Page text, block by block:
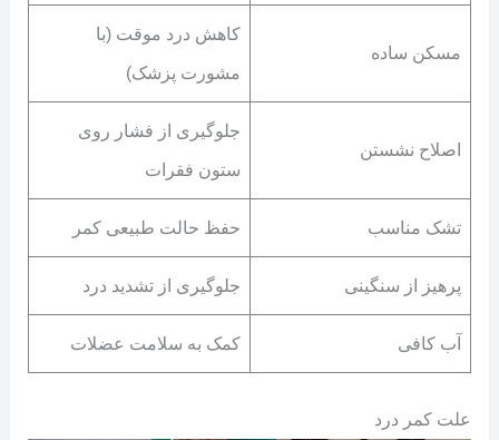
مسکن ساده
کاهش درد موقت (با
مشورت پزشک)
اصلاح نشستن
جلوگیری از فشار روی
ستون فقرات
تشک مناسب حفظ حالت طبیعی کمر
پرهیز از سنگینی جلوگیری از تشدید درد
آب کافی کمک به سلامت عضلات
علت کمر درد